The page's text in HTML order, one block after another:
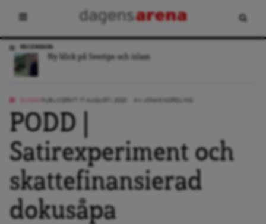
RECENSION
Ny blick på Sverige och islam
PODD |
Satirexperiment och
skattefinansierad
dokusåpa